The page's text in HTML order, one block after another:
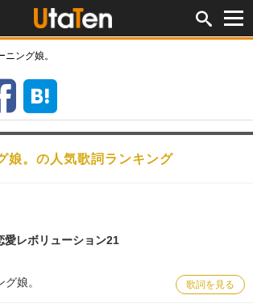
ニング娘。
Facebook
ク
ー
娘。の人気歌詞ランキング
愛レボリューション21
娘。 歌詞を見る